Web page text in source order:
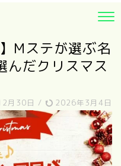
Mステが選ぶ名
だクリスマス
月30日 / 2026年3月4日